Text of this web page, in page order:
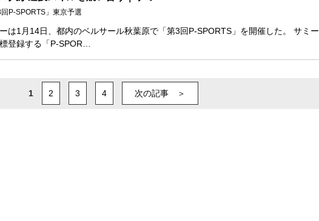
回P‐SPORTS」東京予選
は1月14日、都内のベルサール秋葉原で「第3回P‐SPORTS」を開催した。 サミー
登録する「P‐SPOR…
1 2 3 4 次の記事 ＞